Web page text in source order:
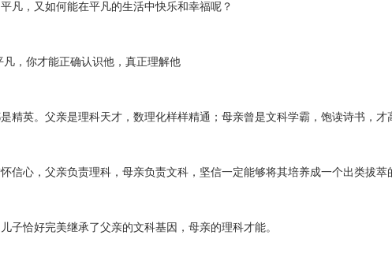
凡，又如何能在平凡的生活中快乐和幸福呢？
凡，你才能正确认识他，真正理解他
精英。父亲是理科天才，数理化样样精通；母亲曾是文科学霸，饱读诗书，才
信心，父亲负责理科，母亲负责文科，坚信一定能够将其培养成一个出类拔萃
子恰好完美继承了父亲的文科基因，母亲的理科才能。